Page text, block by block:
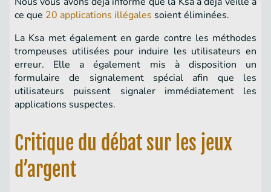
ce que 20 applications illégales soient éliminées.
La Ksa met également en garde contre les méthodes
trompeuses utilisées pour induire les utilisateurs en
erreur. Elle a également mis à disposition un
formulaire de signalement spécial afin que les
utilisateurs puissent signaler immédiatement les
applications suspectes.
Critique du débat sur les jeux
d’argent